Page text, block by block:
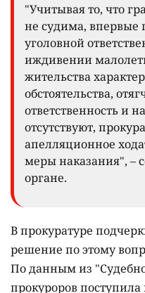
"Учитывая то, что
не судима, впервые
уголовной
иждивении
жительства
обстоятельства,
ответственность и
отсутствуют,
апелляционное
меры наказания", –
органе.
В прокуратуре
решение по этому
По данным из
прокуроров поступила